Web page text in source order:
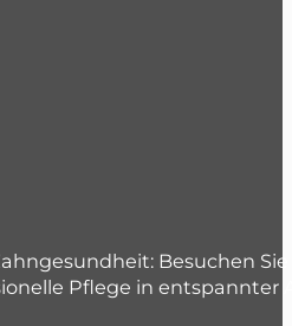
Besuchen
Pflege in entspannter